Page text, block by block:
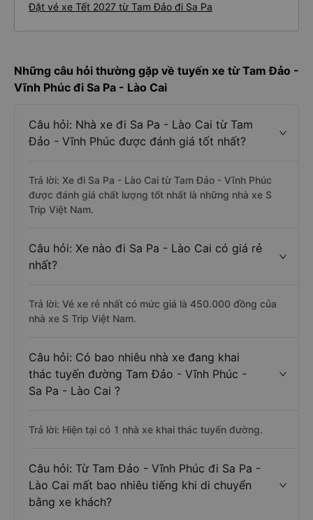
Đặt vé xe Tết 2027 từ Tam Đảo đi Sa Pa
Những câu hỏi thường gặp về tuyến xe từ Tam Đảo -
Vĩnh Phúc đi Sa Pa - Lào Cai
Câu hỏi: Nhà xe đi Sa Pa - Lào Cai từ Tam
Đảo - Vĩnh Phúc được đánh giá tốt nhất?
Trả lời: Xe đi Sa Pa - Lào Cai từ Tam Đảo - Vĩnh Phúc
được đánh giá chất lượng tốt nhất là những nhà xe S
Trip Việt Nam.
Câu hỏi: Xe nào đi Sa Pa - Lào Cai có giá rẻ
nhất?
Trả lời: Vé xe rẻ nhất có mức giá là 450.000 đồng của
nhà xe S Trip Việt Nam.
Câu hỏi: Có bao nhiêu nhà xe đang khai
thác tuyến đường Tam Đảo - Vĩnh Phúc -
Sa Pa - Lào Cai ?
Trả lời: Hiện tại có 1 nhà xe khai thác tuyến đường.
Câu hỏi: Từ Tam Đảo - Vĩnh Phúc đi Sa Pa -
Lào Cai mất bao nhiêu tiếng khi di chuyển
bằng xe khách?